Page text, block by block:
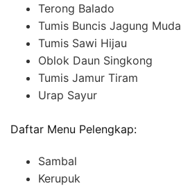
Terong Balado
Tumis Buncis Jagung Muda
Tumis Sawi Hijau
Oblok Daun Singkong
Tumis Jamur Tiram
Urap Sayur
Daftar Menu Pelengkap:
Sambal
Kerupuk